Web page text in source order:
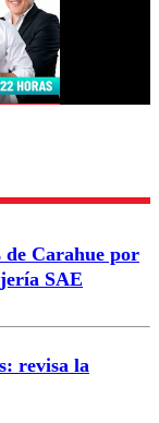
comentario
de Carahue por
SAE
revisa la